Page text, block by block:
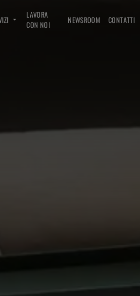
LAVORA
CON NOI
NEWSROOM CONTATTI